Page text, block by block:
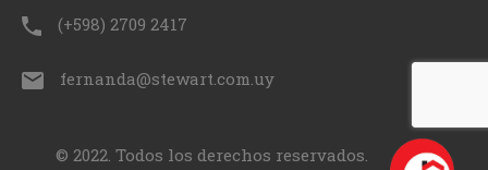
(+598) 2709 2417
fernanda@stewart.com.uy
© 2022. Todos los derechos reservados.